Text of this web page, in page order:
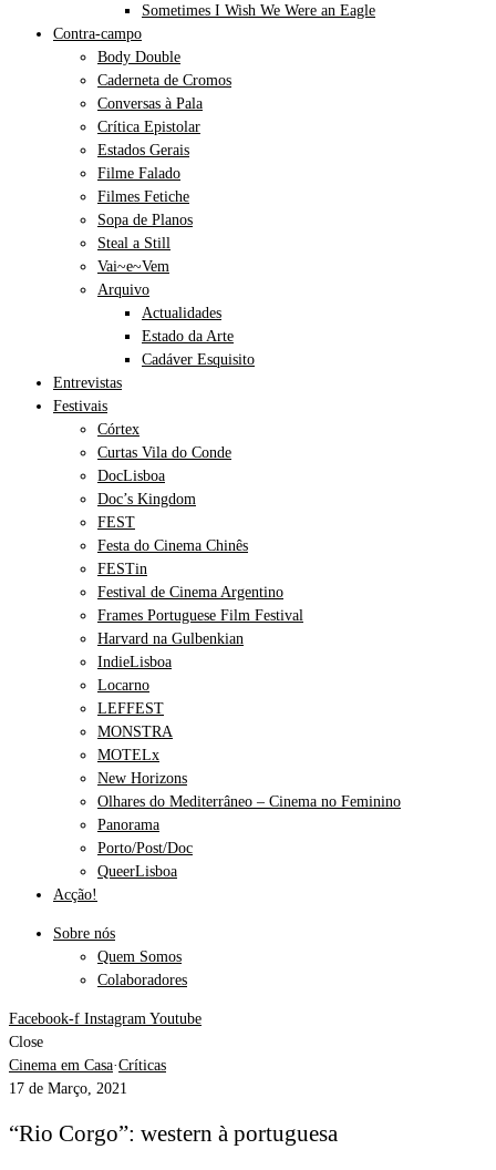
Sometimes I Wish We Were an Eagle
Contra-campo
Body Double
Caderneta de Cromos
Conversas à Pala
Crítica Epistolar
Estados Gerais
Filme Falado
Filmes Fetiche
Sopa de Planos
Steal a Still
Vai~e~Vem
Arquivo
Actualidades
Estado da Arte
Cadáver Esquisito
Entrevistas
Festivais
Córtex
Curtas Vila do Conde
DocLisboa
Doc’s Kingdom
FEST
Festa do Cinema Chinês
FESTin
Festival de Cinema Argentino
Frames Portuguese Film Festival
Harvard na Gulbenkian
IndieLisboa
Locarno
LEFFEST
MONSTRA
MOTELx
New Horizons
Olhares do Mediterrâneo – Cinema no Feminino
Panorama
Porto/Post/Doc
QueerLisboa
Acção!
Sobre nós
Quem Somos
Colaboradores
Facebook-f Instagram Youtube
Close
Cinema em Casa·Críticas
17 de Março, 2021
“Rio Corgo”: western à portuguesa